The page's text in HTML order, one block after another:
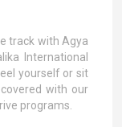
track with Agya
International
yourself or sit
with our
programs.